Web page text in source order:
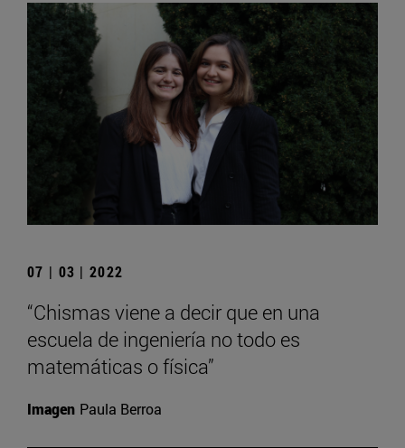
07 | 03 | 2022
“Chismas viene a decir que en una
escuela de ingeniería no todo es
matemáticas o física”
Imagen Paula Berroa